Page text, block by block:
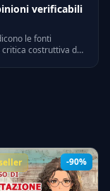
verificabili
le fonti
costruttiva da
-90%